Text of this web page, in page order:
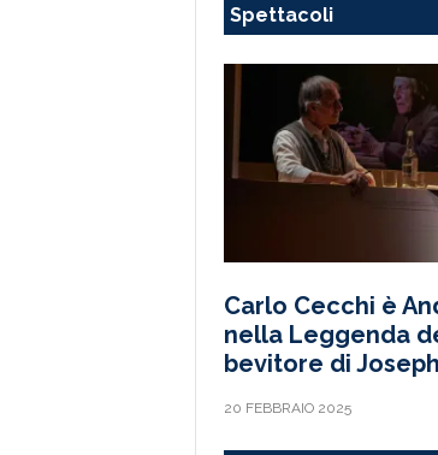
Spettacoli
Carlo Cecchi è
nella Leggenda
bevitore di
20 FEBBRAIO 2025